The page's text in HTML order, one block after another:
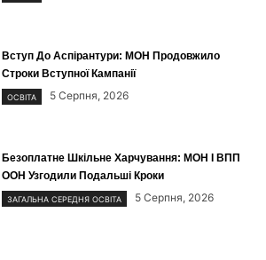
Вступ До Аспірантури: МОН Продовжило
Строки Вступної Кампанії
ОСВІТА 5 Серпня, 2026
Безоплатне Шкільне Харчування: МОН І ВПП
ООН Узгодили Подальші Кроки
ЗАГАЛЬНА СЕРЕДНЯ ОСВІТА 5 Серпня, 2026